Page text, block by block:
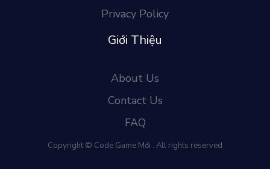
Privacy Policy
Giới Thiệu
About Us
Contact Us
FAQ
Copyright © Code Game Mới . All rights reserved